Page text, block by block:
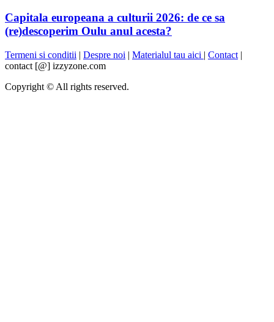
Capitala europeana a culturii 2026: de ce sa
(re)descoperim Oulu anul acesta?
Termeni si conditii | Despre noi | Materialul tau aici | Contact |
contact [@] izzyzone.com
Copyright © All rights reserved.